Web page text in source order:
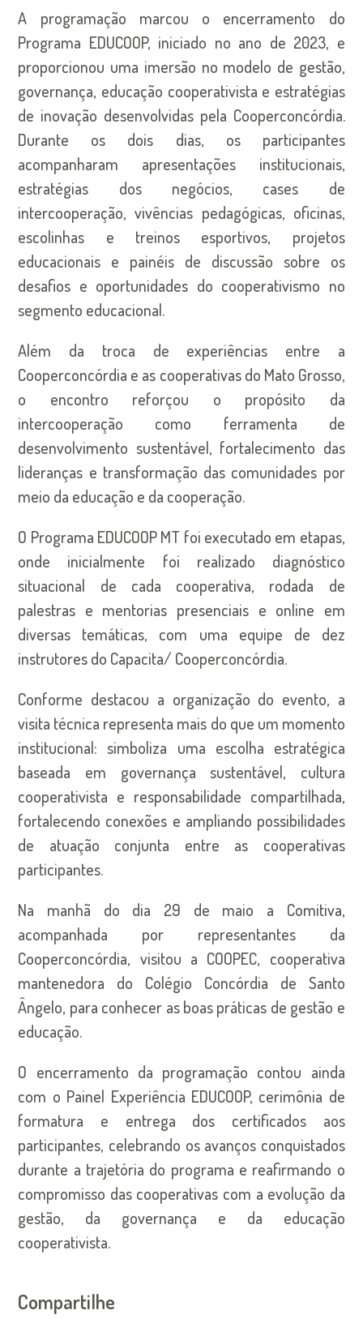
A programação marcou o encerramento do
Programa EDUCOOP, iniciado no ano de 2023, e
proporcionou uma imersão no modelo de gestão,
governança, educação cooperativista e estratégias
de inovação desenvolvidas pela Cooperconcórdia.
Durante os dois dias, os participantes
acompanharam apresentações institucionais,
estratégias dos negócios, cases de
intercooperação, vivências pedagógicas, oficinas,
escolinhas e treinos esportivos, projetos
educacionais e painéis de discussão sobre os
desafios e oportunidades do cooperativismo no
segmento educacional.
Além da troca de experiências entre a
Cooperconcórdia e as cooperativas do Mato Grosso,
o encontro reforçou o propósito da
intercooperação como ferramenta de
desenvolvimento sustentável, fortalecimento das
lideranças e transformação das comunidades por
meio da educação e da cooperação.
O Programa EDUCOOP MT foi executado em etapas,
onde inicialmente foi realizado diagnóstico
situacional de cada cooperativa, rodada de
palestras e mentorias presenciais e online em
diversas temáticas, com uma equipe de dez
instrutores do Capacita/ Cooperconcórdia.
Conforme destacou a organização do evento, a
visita técnica representa mais do que um momento
institucional: simboliza uma escolha estratégica
baseada em governança sustentável, cultura
cooperativista e responsabilidade compartilhada,
fortalecendo conexões e ampliando possibilidades
de atuação conjunta entre as cooperativas
participantes.
Na manhã do dia 29 de maio a Comitiva,
acompanhada por representantes da
Cooperconcórdia, visitou a COOPEC, cooperativa
mantenedora do Colégio Concórdia de Santo
Ângelo, para conhecer as boas práticas de gestão e
educação.
O encerramento da programação contou ainda
com o Painel Experiência EDUCOOP, cerimônia de
formatura e entrega dos certificados aos
participantes, celebrando os avanços conquistados
durante a trajetória do programa e reafirmando o
compromisso das cooperativas com a evolução da
gestão, da governança e da educação
cooperativista.
Compartilhe